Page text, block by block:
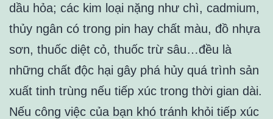
dầu hỏa; các kim loại nặng như chì, cadmium,
thủy ngân có trong pin hay chất màu, đồ nhựa
sơn, thuốc diệt cỏ, thuốc trừ sâu…đều là
những chất độc hại gây phá hủy quá trình sản
xuất tinh trùng nếu tiếp xúc trong thời gian dài.
Nếu công việc của bạn khó tránh khỏi tiếp xúc